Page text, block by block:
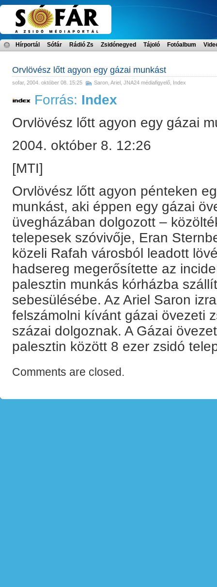
Hírportál Sófár Rádió Zs Zsidónegyed Tájoló Fotóalbum
Orvlövész lőtt agyon egy gázai munkást
sofar, 2004. október 08. 15:25 Saron, Ariel JNA24 médiafigyelő Index
Forrás: Index
Orvlövész lőtt agyon egy gázai
2004. október 8. 12:26
[MTI]
Orvlövész lőtt agyon pénteken
munkást, aki éppen egy gázai
üvegházában dolgozott –
telepesek szóvivője, Eran
közeli Rafah városból leadott
hadsereg megerősítette az
palesztin munkás kórházba
sebesülésébe. Az Ariel Saron
felszámolni kívánt gázai övezeti
százai dolgoznak. A Gázai
palesztin között 8 ezer zsidó
Comments are closed.